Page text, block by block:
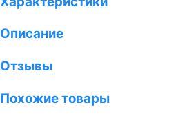
Описание
Отзывы
Похожие товары